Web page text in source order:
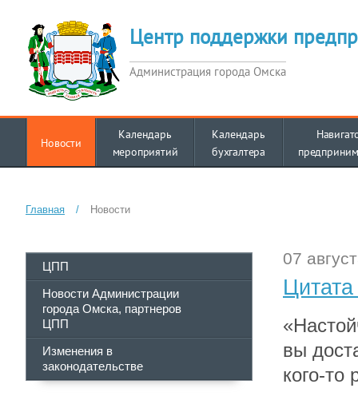
Центр поддержки
Администрация города Омска
Новости
Календарь
мероприятий
Календарь
бухгалтера
Главная / Новости
ЦПП
Новости Администрации
города Омска, партнеров
ЦПП
Изменения в
законодательстве
07
вы
кого-то